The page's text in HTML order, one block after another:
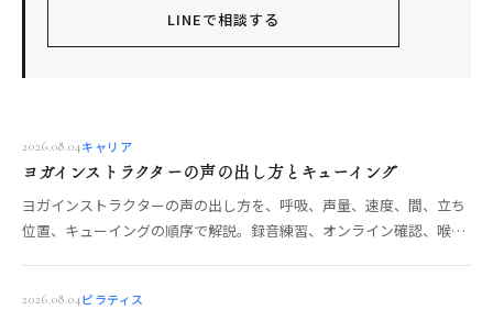
LINEで相談する
2026.08.04キャリア
ヨガインストラクターの声の出し方とキューイング
ヨガインストラクターの声の出し方を、呼吸、声量、速度、間、立ち
位置、キューイングの順序で解説。録音練習、オンライン確認、喉の
2026.08.04ピラティス